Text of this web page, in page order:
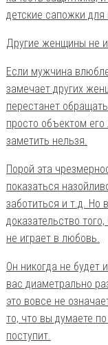
детские сапожки
Другие женщины не
Если мужчина
замечает других
перестанет
просто объектом
заметить нельзя.
Порой эта
показаться
заботиться и т.д. Но
доказательство
не играет в любовь.
Он никогда не будет
вас диаметрально
это вовсе не
то, что вы думаете
поступит.